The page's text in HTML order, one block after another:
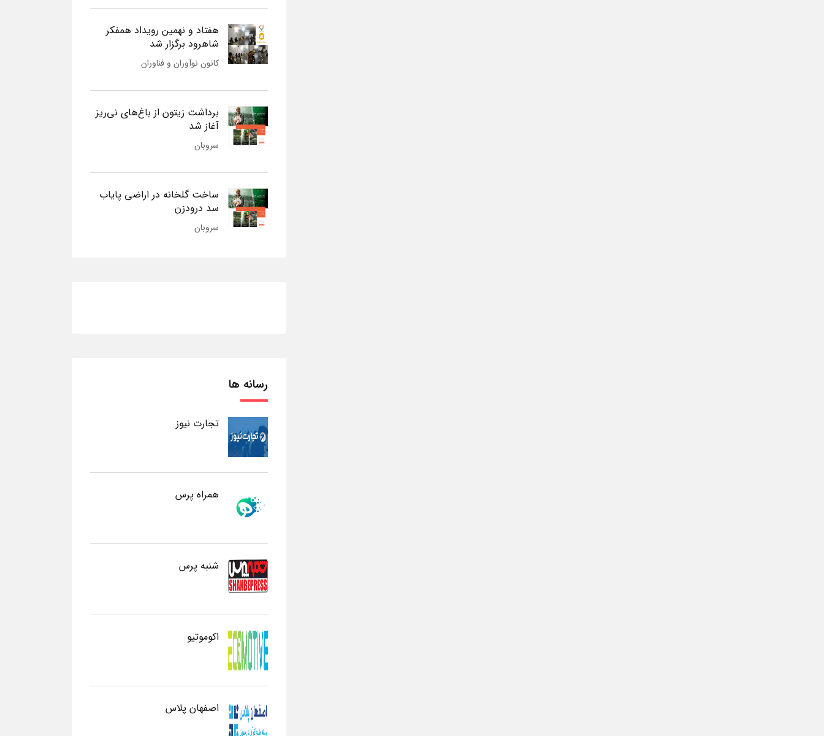
هفتاد و نهمین رویداد همفکر
شاهرود برگزار شد
کانون نوآوران و فناوران
برداشت زیتون از باغ‌های نی‌ریز
آغاز شد
سروبان
ساخت گلخانه در اراضی پایاب
سد درودزن
سروبان
رسانه ها
تجارت نیوز
همراه پرس
شنبه پرس
اکوموتیو
اصفهان پلاس